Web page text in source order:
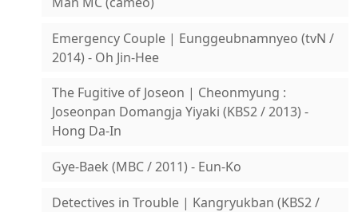
Emergency Couple | Eunggeubnamnyeo (tvN /
2014) - Oh Jin-Hee
The Fugitive of Joseon | Cheonmyung :
Joseonpan Domangja Yiyaki (KBS2 / 2013) -
Hong Da-In
Gye-Baek (MBC / 2011) - Eun-Ko
Detectives in Trouble | Kangryukban (KBS2 /